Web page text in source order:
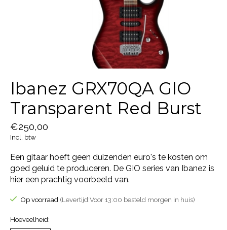
Ibanez GRX70QA GIO
Transparent Red Burst
€250,00
Incl. btw
Een gitaar hoeft geen duizenden euro's te kosten om
goed geluid te produceren. De GIO series van Ibanez is
hier een prachtig voorbeeld van.
Op voorraad (Levertijd:Voor 13:00 besteld morgen in huis)
Hoeveelheid: